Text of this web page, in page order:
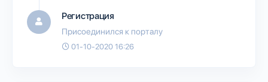
Регистрация
Присоединился к порталу
01-10-2020 16:26